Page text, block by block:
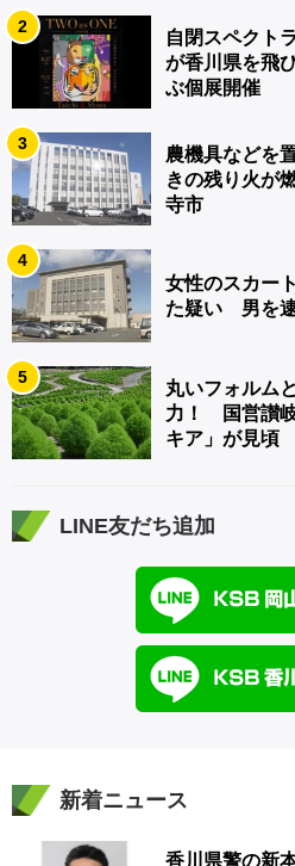
2
自閉スペクト
が香川県を飛
ぶ個展開催
3
農機具などを
きの残り火が
寺市
4
女性のスカー
た疑い 男を
5
丸いフォルム
力！ 国営讃
キア」が見頃
LINE友だち追加
新着ニュース
香川県警の新